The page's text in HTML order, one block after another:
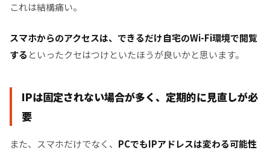
これは結構痛い。
スマホからのアクセスは、できるだけ自宅のWi-Fi環境で閲覧
する といったクセはつけといたほうが良いかと思います。
IPは固定されない場合が多く、定期的に見直しが必
要
また、スマホだけでなく、 PCでもIPアドレスは変わる可能性